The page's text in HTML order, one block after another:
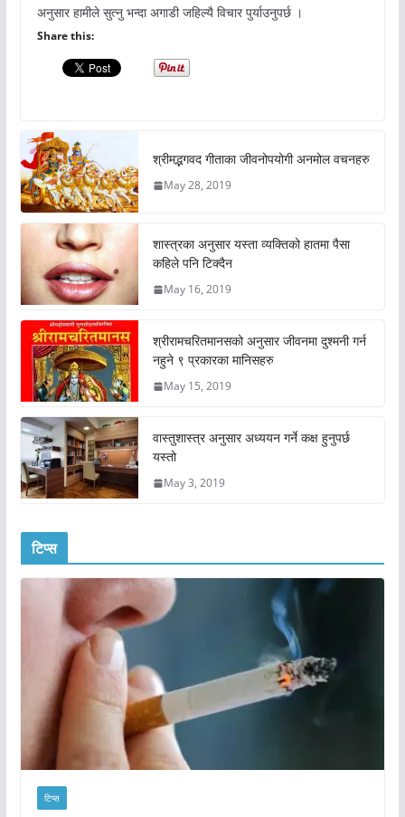
अनुसार हामीले सुत्नु भन्दा अगाडी जहिल्यै विचार पुर्याउनुपर्छ ।
Share this:
श्रीमद्भगवद गीताका जीवनोपयोगी अनमोल वचनहरु
May 28, 2019
शास्त्रका अनुसार यस्ता व्यक्तिको हातमा पैसा
कहिले पनि टिक्दैन
May 16, 2019
श्रीरामचरितमानसको अनुसार जीवनमा दुश्मनी गर्न
नहुने ९ प्रकारका मानिसहरु
May 15, 2019
वास्तुशास्त्र अनुसार अध्ययन गर्ने कक्ष हुनुपर्छ
यस्तो
May 3, 2019
टिप्स
टिप्स